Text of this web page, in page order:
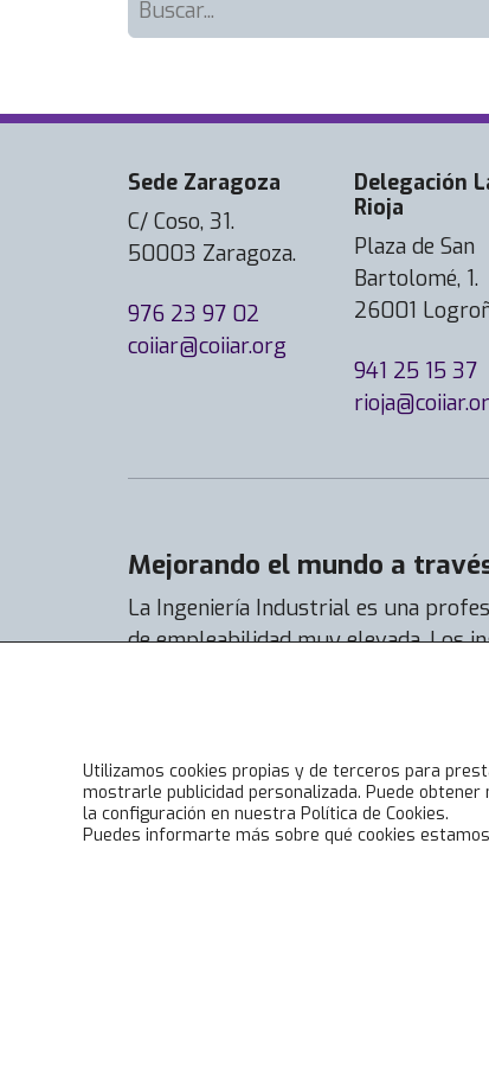
Sede Zaragoza
C/ Coso, 31.
50003 Zaragoza.
976 23 97 02
coiiar@coiiar.org
Delegación
Rioja
Plaza de San
Bartolomé, 1.
26001
941 25 15 37
Mejorando el mundo a
La Ingeniería Industrial es una
de empleabilidad muy elevada. Los
Utilizamos cookies propias y de terceros para
mostrarle publicidad personalizada. Puede
la configuración en nuestra Política de Cookies.
Puedes informarte más sobre qué cookies